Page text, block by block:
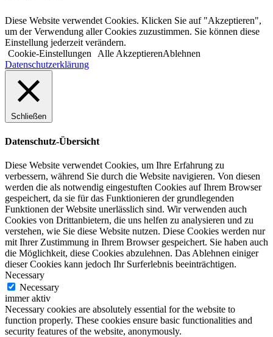
Diese Website verwendet Cookies. Klicken Sie auf "Akzeptieren",
um der Verwendung aller Cookies zuzustimmen. Sie können diese
Einstellung jederzeit verändern.
Cookie-Einstellungen
Alle AkzeptierenAblehnen
Datenschutzerklärung
Schließen
Datenschutz-Übersicht
Diese Website verwendet Cookies, um Ihre Erfahrung zu
verbessern, während Sie durch die Website navigieren. Von diesen
werden die als notwendig eingestuften Cookies auf Ihrem Browser
gespeichert, da sie für das Funktionieren der grundlegenden
Funktionen der Website unerlässlich sind. Wir verwenden auch
Cookies von Drittanbietern, die uns helfen zu analysieren und zu
verstehen, wie Sie diese Website nutzen. Diese Cookies werden nur
mit Ihrer Zustimmung in Ihrem Browser gespeichert. Sie haben auch
die Möglichkeit, diese Cookies abzulehnen. Das Ablehnen einiger
dieser Cookies kann jedoch Ihr Surferlebnis beeinträchtigen.
Necessary
Necessary
immer aktiv
Necessary cookies are absolutely essential for the website to
function properly. These cookies ensure basic functionalities and
security features of the website, anonymously.